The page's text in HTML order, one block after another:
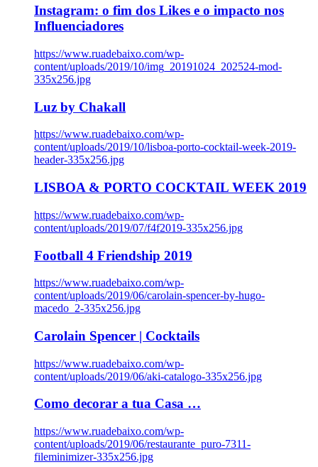
Instagram: o fim dos Likes e o impacto nos
Influenciadores
https://www.ruadebaixo.com/wp-
content/uploads/2019/10/img_20191024_202524-mod-
335x256.jpg
Luz by Chakall
https://www.ruadebaixo.com/wp-
content/uploads/2019/10/lisboa-porto-cocktail-week-2019-
header-335x256.jpg
LISBOA & PORTO COCKTAIL WEEK 2019
https://www.ruadebaixo.com/wp-
content/uploads/2019/07/f4f2019-335x256.jpg
Football 4 Friendship 2019
https://www.ruadebaixo.com/wp-
content/uploads/2019/06/carolain-spencer-by-hugo-
macedo_2-335x256.jpg
Carolain Spencer | Cocktails
https://www.ruadebaixo.com/wp-
content/uploads/2019/06/aki-catalogo-335x256.jpg
Como decorar a tua Casa …
https://www.ruadebaixo.com/wp-
content/uploads/2019/06/restaurante_puro-7311-
fileminimizer-335x256.jpg